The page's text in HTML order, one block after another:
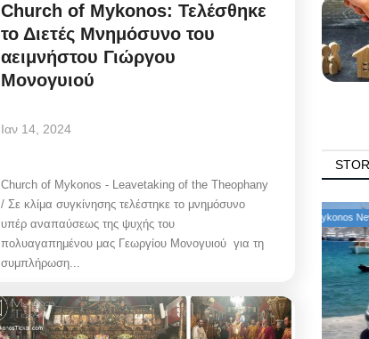
Church of Mykonos: Τελέσθηκε
το Διετές Μνημόσυνο του
αειμνήστου Γιώργου
Μονογυιού
Ιαν 14, 2024
Church of Mykonos - Leavetaking of the Theophany
/ Σε κλίμα συγκίνησης τελέστηκε το μνημόσυνο
υπέρ αναπαύσεως της ψυχής του
πολυαγαπημένου μας Γεωργίου Μονογυιού για τη
συμπλήρωση...
Mykonos News